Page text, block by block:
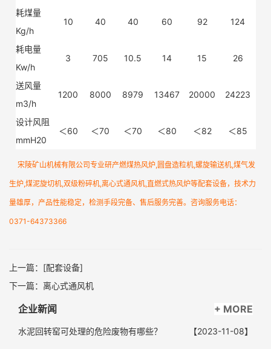
耗煤量
Kg/h
10 40 40 60 92 124
耗电量
Kw/h
3 705 10.5 14 15 26
送风量
m3/h
1200 8000 8979 13467 20000 24223
设计风阻
mmH20
＜60 ＜70 ＜70 ＜80 ＜82 ＜85
宋陵矿山机械有限公司专业研产燃煤热风炉, 圆盘造粒机,螺旋输送机,煤气发
生炉,煤泥旋切机,双级粉碎机,离心式通风机,直燃式热风炉等配套设备，技术力
量雄厚，产品性能稳定，检测手段完备、售后服务完善。咨询服务电话：
0371-64373366
上一篇： [配套设备]
下一篇： 离心式通风机
企业新闻 + MORE
水泥回转窑可处理的危险废物有哪些？ 【2023-11-08】